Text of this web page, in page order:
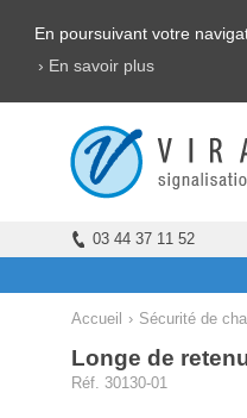
En poursuivant votre
› En savoir plus
03 44 37 11 52
Accueil › Sécurité de
Longe de
Réf. 30130-01